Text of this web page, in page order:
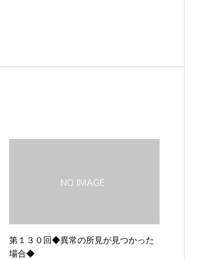
第１３０回◆異常の所見が見つかった
場合◆